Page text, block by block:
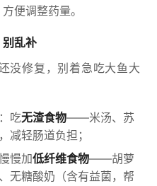
便调整药量。
别乱补
没修复，别着急吃大鱼大
吃无渣食物——米汤、苏
减轻肠道负担；
慢加低纤维食物——胡萝
无糖酸奶（含有益菌，帮